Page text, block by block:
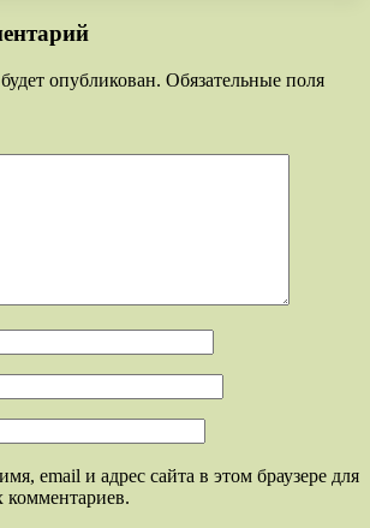
опубликован. Обязательные поля
email и адрес сайта в этом браузере для